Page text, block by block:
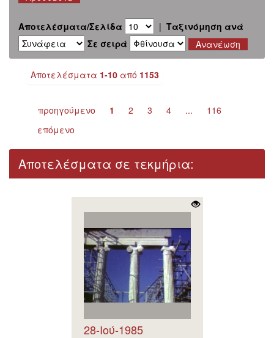
Αποτελέσματα/Σελίδα | Ταξινόμηση ανά
Σε σειρά
Αποτελέσματα 1-10 από 1153
προηγούμενο 1 2 3 4 ...
116
επόμενο
Αποτελέσματα σε τεκμήρια:
28-Ιού-1985